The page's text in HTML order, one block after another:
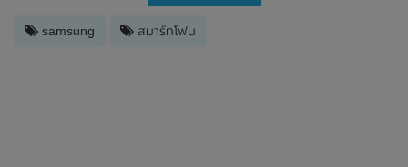
samsung สมาร์ทโฟน